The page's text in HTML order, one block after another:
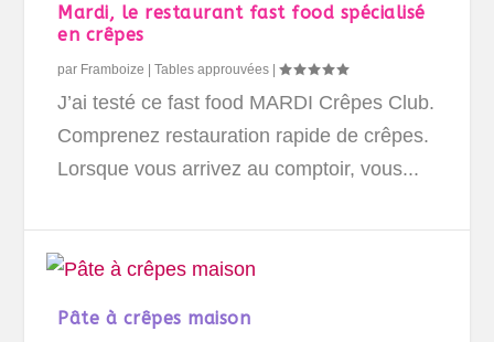
Mardi, le restaurant fast food spécialisé
en crêpes
par Framboize |Tables approuvées |
J’ai testé ce fast food MARDI Crêpes Club.
Comprenez restauration rapide de crêpes.
Lorsque vous arrivez au comptoir, vous...
Pâte à crêpes maison